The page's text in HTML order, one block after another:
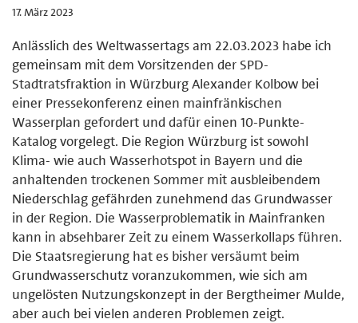
17. März 2023
Anlässlich des Weltwassertags am 22.03.2023 habe ich
gemeinsam mit dem Vorsitzenden der SPD-
Stadtratsfraktion in Würzburg Alexander Kolbow bei
einer Pressekonferenz einen mainfränkischen
Wasserplan gefordert und dafür einen 10-Punkte-
Katalog vorgelegt. Die Region Würzburg ist sowohl
Klima- wie auch Wasserhotspot in Bayern und die
anhaltenden trockenen Sommer mit ausbleibendem
Niederschlag gefährden zunehmend das Grundwasser
in der Region. Die Wasserproblematik in Mainfranken
kann in absehbarer Zeit zu einem Wasserkollaps führen.
Die Staatsregierung hat es bisher versäumt beim
Grundwasserschutz voranzukommen, wie sich am
ungelösten Nutzungskonzept in der Bergtheimer Mulde,
aber auch bei vielen anderen Problemen zeigt.